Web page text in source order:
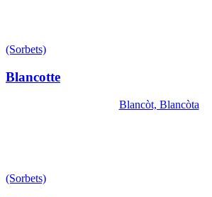
(Sorbets)
Blancotte
Blancòt, Blancòta
(Sorbets)